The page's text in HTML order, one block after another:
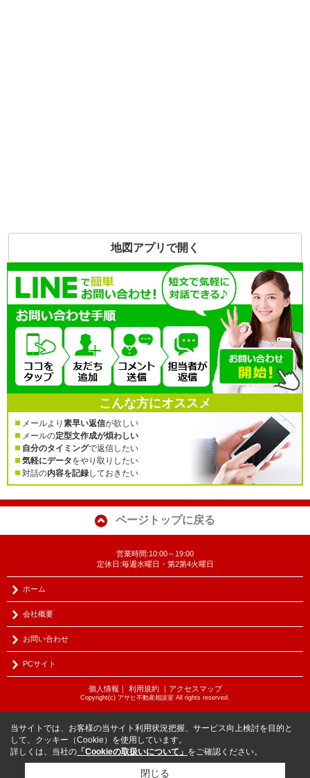
地図アプリで開く
こんな方にオススメ
メールより 素早い返信が欲しい
メールの定型文作成が煩わしい
自分のタイミングで返信したい
気軽にデータをやり取りしたい
対話の内容を記録しておきたい
ページトップに戻る
営業時間:10:00～19:00
定休日:毎週水曜日・第2第4火曜日
ホーム
会社概要
お問い合わせ
PCサイト
個人情報 ｜ 利用規約｜ アクセスマップ
Copyright(c) アサヒ不動産相談室 All rights reserved.
当サイトでは、お客様の当サイト利用状況把握、サービス向上検討を目的と
して、クッキー（Cookie）を使用しています。
詳しくは、当社の 「Cookieの取扱いについて」 をご確認ください。
閉じる